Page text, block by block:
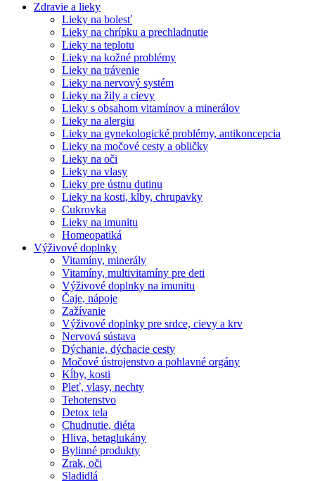
Zdravie a lieky
Lieky na bolesť
Lieky na chrípku a prechladnutie
Lieky na teplotu
Lieky na kožné problémy
Lieky na trávenie
Lieky na nervový systém
Lieky na žily a cievy
Lieky s obsahom vitamínov a minerálov
Lieky na alergiu
Lieky na gynekologické problémy, antikoncepcia
Lieky na močové cesty a obličky
Lieky na oči
Lieky na vlasy
Lieky pre ústnu dutinu
Lieky na kosti, kĺby, chrupavky
Cukrovka
Lieky na imunitu
Homeopatiká
Výživové doplnky
Vitamíny, minerály
Vitamíny, multivitamíny pre deti
Výživové doplnky na imunitu
Čaje, nápoje
Zažívanie
Výživové doplnky pre srdce, cievy a krv
Nervová sústava
Dýchanie, dýchacie cesty
Močové ústrojenstvo a pohlavné orgány
Kĺby, kosti
Pleť, vlasy, nechty
Tehotenstvo
Detox tela
Chudnutie, diéta
Hliva, betaglukány
Bylinné produkty
Zrak, oči
Sladidlá